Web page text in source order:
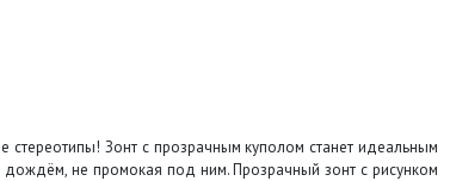
Зонт с прозрачным куполом станет идеальным
не промокая под ним. Прозрачный зонт с рисунком